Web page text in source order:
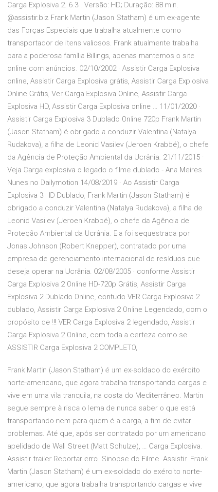
Carga Explosiva 2. 6.3 . Versão: HD; Duração: 88 min.
@assistir.biz Frank Martin (Jason Statham) é um ex-agente
das Forças Especiais que trabalha atualmente como
transportador de itens valiosos. Frank atualmente trabalha
para a poderosa família Billings, apenas mantemos o site
online com anúncios. 02/10/2002 · Assistir Carga Explosiva
online, Assistir Carga Explosiva grátis, Assistir Carga Explosiva
Online Grátis, Ver Carga Explosiva Online, Assistir Carga
Explosiva HD, Assistir Carga Explosiva online … 11/01/2020 ·
Assistir Carga Explosiva 3 Dublado Online 720p Frank Martin
(Jason Statham) é obrigado a conduzir Valentina (Natalya
Rudakova), a filha de Leonid Vasilev (Jeroen Krabbé), o chefe
da Agência de Proteção Ambiental da Ucrânia. 21/11/2015 ·
Veja Carga explosiva o legado o filme dublado - Ana Meires
Nunes no Dailymotion 14/08/2019 · Ao Assistir Carga
Explosiva 3 HD Dublado, Frank Martin (Jason Statham) é
obrigado a conduzir Valentina (Natalya Rudakova), a filha de
Leonid Vasilev (Jeroen Krabbé), o chefe da Agência de
Proteção Ambiental da Ucrânia. Ela foi sequestrada por
Jonas Johnson (Robert Knepper), contratado por uma
empresa de gerenciamento internacional de resíduos que
deseja operar na Ucrânia. 02/08/2005 · conforme Assistir
Carga Explosiva 2 Online HD-720p Grátis, Assistir Carga
Explosiva 2 Dublado Online, contudo VER Carga Explosiva 2
dublado, Assistir Carga Explosiva 2 Online Legendado, com o
propósito de !!! VER Carga Explosiva 2 legendado, Assistir
Carga Explosiva 2 Online, com toda a certeza como se
ASSISTIR Carga Explosiva 2 COMPLETO,
Frank Martin (Jason Statham) é um ex-soldado do exército
norte-americano, que agora trabalha transportando cargas e
vive em uma vila tranquila, na costa do Mediterrâneo. Martin
segue sempre à risca o lema de nunca saber o que está
transportando nem para quem é a carga, a fim de evitar
problemas. Até que, após ser contratado por um americano
apelidado de Wall Street (Matt Schulze), … Carga Explosiva.
Assistir trailer Reportar erro. Sinopse do Filme. Assistir. Frank
Martin (Jason Statham) é um ex-soldado do exército norte-
americano, que agora trabalha transportando cargas e vive